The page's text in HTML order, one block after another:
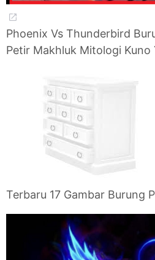
Phoenix Vs Thunderbird
Petir Makhluk Mitologi Kuno
Terbaru 17 Gambar Burung